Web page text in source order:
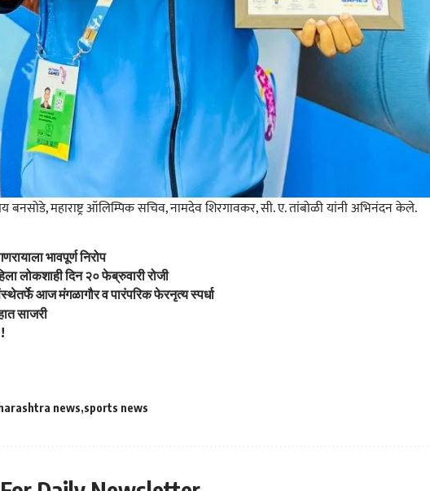
बनसोडे, महाराष्ट्र ऑलिम्पिक सचिव, नामदेव शिरगावकर, सी. ए. तांबोळी यांनी अभिनंदन केले.
भावपूर्ण निरोप
लोकशाही दिन २० फेब्रुवारी रोजी
आज मंगळागौर व पारंपरिक फेरनृत्य स्पर्धा
साजरी
news sports news